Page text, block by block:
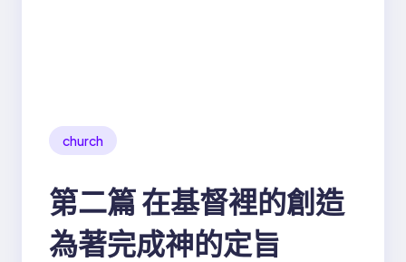
church
第二篇 在基督裡的創造
為著完成神的定旨